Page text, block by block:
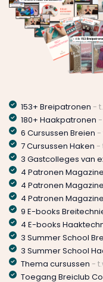
153+ Breipatronen -
180+ Haakpatronen
6 Cursussen Breien -
7 Cursussen Haken -
3 Gastcolleges van
4 Patronen
4 Patronen
4 Patronen
9 E-books
4 E-books
3 Summer School
3 Summer School
Thema cursussen -
Toegang Breiclub